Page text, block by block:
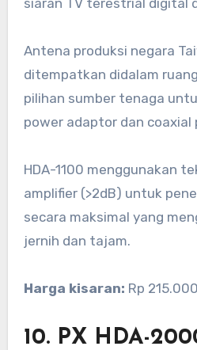
Antena produksi negara
ditempatkan didalam
pilihan sumber tenaga
power adaptor dan coaxial
HDA-1100 menggunakan
amplifier (>2dB) untuk
secara maksimal yang
jernih dan tajam.
Harga kisaran: Rp
10. PX HDA-